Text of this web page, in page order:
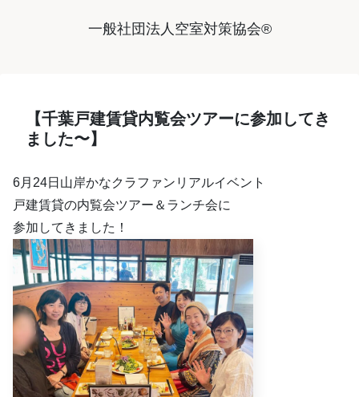
一般社団法人空室対策協会®︎
【千葉戸建賃貸内覧会ツアーに参加してき
ました〜】
6月24日山岸かなクラファンリアルイベント
戸建賃貸の内覧会ツアー＆ランチ会に
参加してきました！